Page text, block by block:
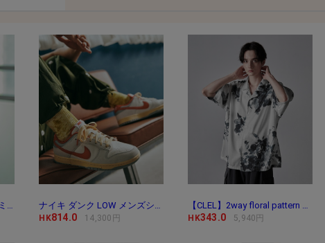
シアー楊柳トップス＆キャミセット ナイキ ダンク LOW メンズシューズ / Nike Dunk Low Me
HK814.0 14,300円
【CLEL】2way floral pattern drape short sleeve shirt/2way 花
HK343.0 5,940円